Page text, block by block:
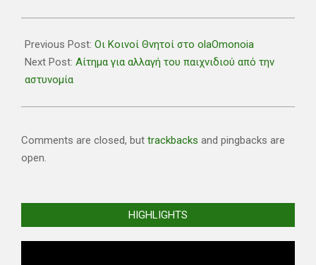
09-
25
Previous Post: Οι Κοινοί Θνητοί στο olaOmonoia
Next Post: Αίτημα για αλλαγή του παιχνιδιού από την
αστυνομία
Comments are closed, but trackbacks and pingbacks are
open.
HIGHLIGHTS